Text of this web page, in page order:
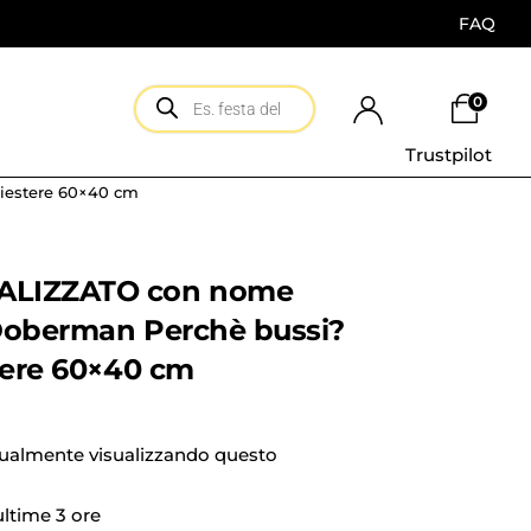
FAQ
0
Trustpilot
60×40 cm
con nome
Perchè bussi?
60×40 cm
visualizzando questo
3 ore